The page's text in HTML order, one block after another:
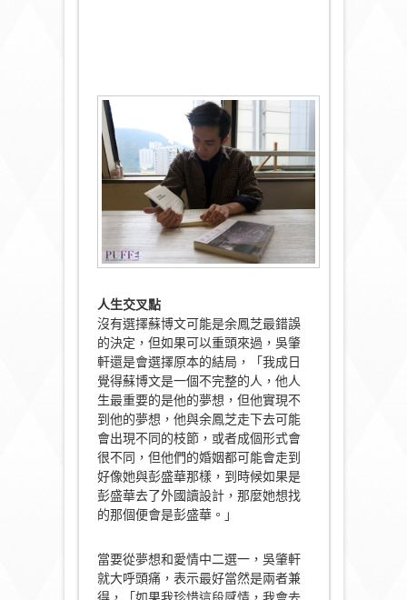
人生交叉點
沒有選擇蘇博文可能是余鳳芝最錯誤
的決定，但如果可以重頭來過，吳肇
軒還是會選擇原本的結局，「我成日
覺得蘇博文是一個不完整的人，他人
生最重要的是他的夢想，但他實現不
到他的夢想，他與余鳳芝走下去可能
會出現不同的枝節，或者成個形式會
很不同，但他們的婚姻都可能會走到
好像她與彭盛華那樣，到時候如果是
彭盛華去了外國讀設計，那麼她想找
的那個便會是彭盛華。」
當要從夢想和愛情中二選一，吳肇軒
就大呼頭痛，表示最好當然是兩者兼